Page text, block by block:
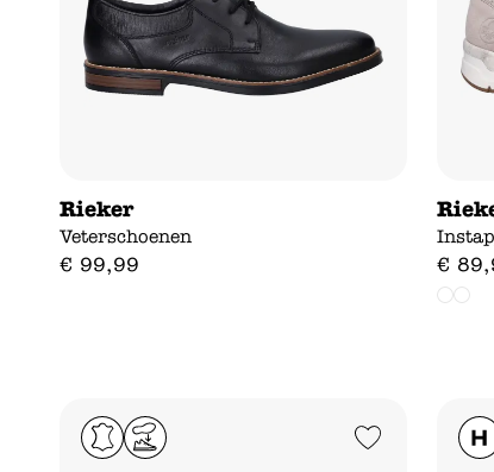
Rieker
Veterschoenen
€ 99,99 € 89,
Add to Wishlist